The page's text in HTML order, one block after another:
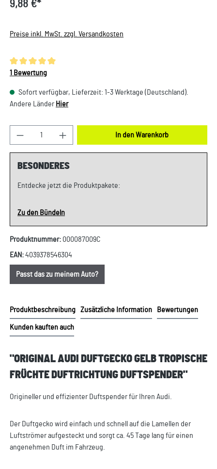
9,88 €*
Preise inkl. MwSt. zzgl. Versandkosten
Durchschnittliche Bewertung von 5 von 5 Sternen
1 Bewertung
Sofort verfügbar, Lieferzeit: 1-3 Werktage (Deutschland).
Andere Länder Hier
Produkt Anzahl: Gib den gewünschten Wert ein
In den Warenkorb
BESONDERES
Entdecke jetzt die Produktpakete:
Zu den Bündeln
Produktnummer: 000087009C
EAN:4039378546304
Passt das zu meinem Auto?
Produktbeschreibung Zusätzliche Information Bewertungen
Kunden kauften auch
"ORIGINAL AUDI DUFTGECKO GELB TROPISCHE
FRÜCHTE DUFTRICHTUNG DUFTSPENDER"
Origineller und effizienter Duftspender für Ihren Audi.
Der Duftgecko wird einfach und schnell auf die Lamellen der
Luftströmer aufgesteckt und sorgt ca. 45 Tage lang für einen
angenehmen Duft im Fahrzeug.